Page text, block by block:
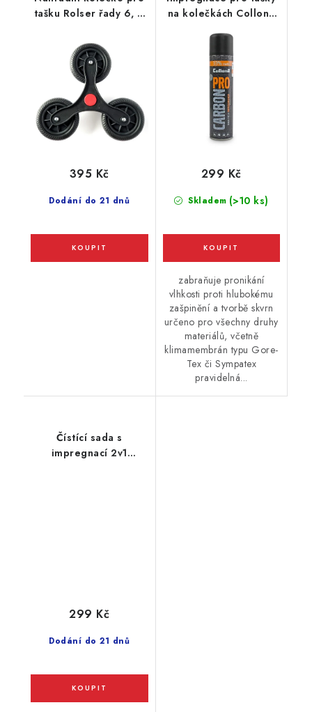
tašku Rolser řady 6, 6
Dodání do 21 dnů
395 Kč
na kolečkách Collonil
Skladem (>10 ks)
299 Kč
zabraňuje pronikání
vlhkosti proti hlubokému
zašpinění a tvorbě skvrn
určeno pro všechny druhy
materiálů, včetně
klimamembrán typu Gore-
Tex či Sympatex
pravidelná...
Čístící sada s
impregnací 2v1
Dodání do 21 dnů
299 Kč